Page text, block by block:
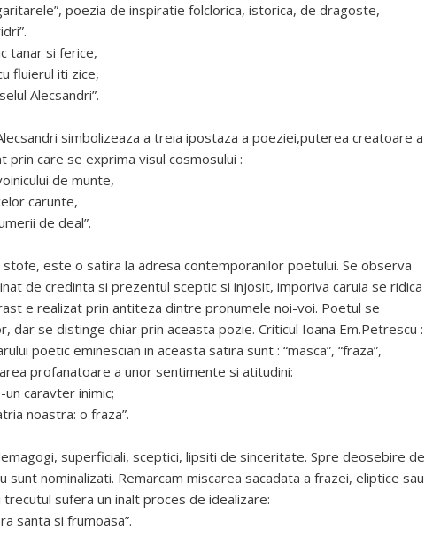
poezia de inspiratie folclorica, istorica, de dragoste,
tanar si ferice,
fluierul iti zice,
Alecsandri”.
simbolizeaza a treia ipostaza a poeziei,puterea creatoare a
prin care se exprima visul cosmosului :
de munte,
carunte,
de deal”.
este o satira la adresa contemporanilor poetului. Se observa
de credinta si prezentul sceptic si injosit, imporiva caruia se ridica
e realizat prin antiteza dintre pronumele noi-voi. Poetul se
dar se distinge chiar prin aceasta pozie. Criticul Ioana Em.Petrescu :
poetic eminescian in aceasta satira sunt : “masca”, “fraza”,
profanatoare a unor sentimente si atitudini:
caravter inimic;
noastra: o fraza”.
superficiali, sceptici, lipsiti de sinceritate. Spre deosebire de
sunt nominalizati. Remarcam miscarea sacadata a frazei, eliptice sau
sufera un inalt proces de idealizare:
santa si frumoasa”.